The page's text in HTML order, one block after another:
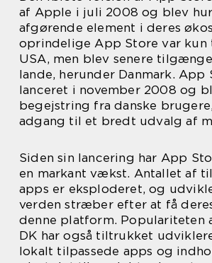
af Apple i juli 2008 og blev
afgørende element i deres
oprindelige App Store var
USA, men blev senere
lande, herunder Danmark. App
lanceret i november 2008 og
begejstring fra danske
adgang til et bredt udvalg af
Siden sin lancering har App
en markant vækst. Antallet af
apps er eksploderet, og
verden stræber efter at få
denne platform. Populariteten
DK har også tiltrukket
lokalt tilpassede apps og